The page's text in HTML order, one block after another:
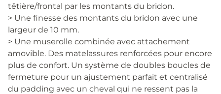
têtière/frontal par les montants du bridon.
> Une finesse des montants du bridon avec une
largeur de 10 mm.
> Une muserolle combinée avec attachement
amovible. Des matelassures renforcées pour encore
plus de confort. Un système de doubles boucles de
fermeture pour un ajustement parfait et centralisé
du padding avec un cheval qui ne ressent pas la